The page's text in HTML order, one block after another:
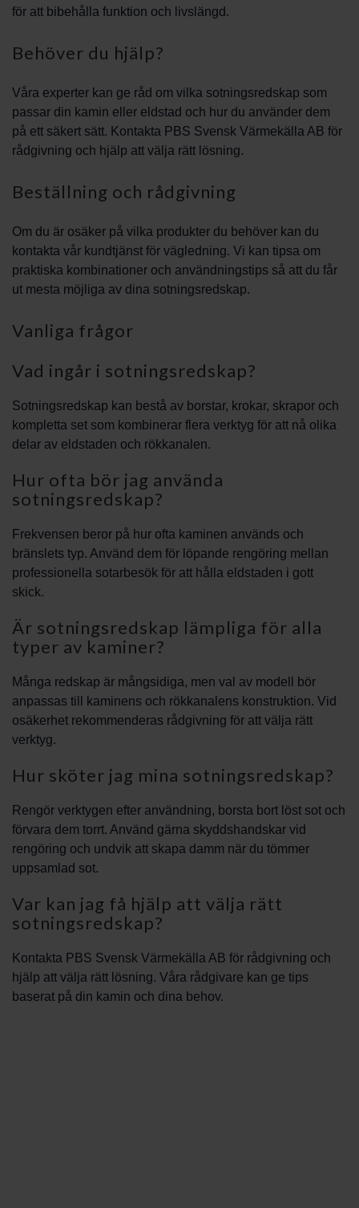
för att bibehålla funktion och livslängd.
Behöver du hjälp?
Våra experter kan ge råd om vilka sotningsredskap som
passar din kamin eller eldstad och hur du använder dem
på ett säkert sätt. Kontakta PBS Svensk Värmekälla AB för
rådgivning och hjälp att välja rätt lösning.
Beställning och rådgivning
Om du är osäker på vilka produkter du behöver kan du
kontakta vår kundtjänst för vägledning. Vi kan tipsa om
praktiska kombinationer och användningstips så att du får
ut mesta möjliga av dina sotningsredskap.
Vanliga frågor
Vad ingår i sotningsredskap?
Sotningsredskap kan bestå av borstar, krokar, skrapor och
kompletta set som kombinerar flera verktyg för att nå olika
delar av eldstaden och rökkanalen.
Hur ofta bör jag använda
sotningsredskap?
Frekvensen beror på hur ofta kaminen används och
bränslets typ. Använd dem för löpande rengöring mellan
professionella sotarbesök för att hålla eldstaden i gott
skick.
Är sotningsredskap lämpliga för alla
typer av kaminer?
Många redskap är mångsidiga, men val av modell bör
anpassas till kaminens och rökkanalens konstruktion. Vid
osäkerhet rekommenderas rådgivning för att välja rätt
verktyg.
Hur sköter jag mina sotningsredskap?
Rengör verktygen efter användning, borsta bort löst sot och
förvara dem torrt. Använd gärna skyddshandskar vid
rengöring och undvik att skapa damm när du tömmer
uppsamlad sot.
Var kan jag få hjälp att välja rätt
sotningsredskap?
Kontakta PBS Svensk Värmekälla AB för rådgivning och
hjälp att välja rätt lösning. Våra rådgivare kan ge tips
baserat på din kamin och dina behov.